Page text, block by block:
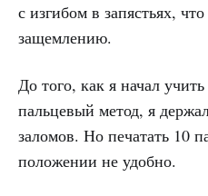
с изгибом в запястьях,
защемлению.
До того, как я начал
пальцевый метод, я
заломов. Но печатать 10
положении не удобно.